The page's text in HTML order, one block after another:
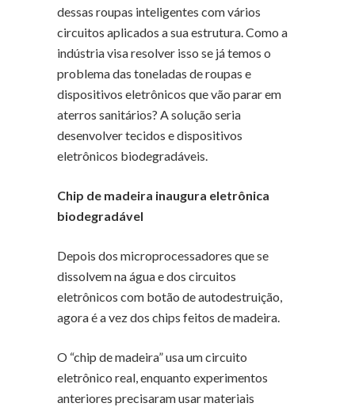
dessas roupas inteligentes com vários
circuitos aplicados a sua estrutura. Como a
indústria visa resolver isso se já temos o
problema das toneladas de roupas e
dispositivos eletrônicos que vão parar em
aterros sanitários? A solução seria
desenvolver tecidos e dispositivos
eletrônicos biodegradáveis.
Chip de madeira inaugura eletrônica
biodegradável
Depois dos microprocessadores que se
dissolvem na água e dos circuitos
eletrônicos com botão de autodestruição,
agora é a vez dos chips feitos de madeira.
O “chip de madeira” usa um circuito
eletrônico real, enquanto experimentos
anteriores precisaram usar materiais